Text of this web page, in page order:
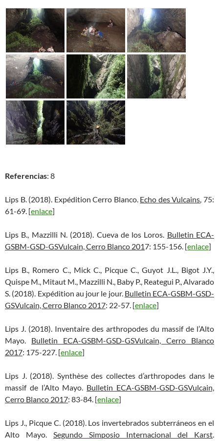
Referencias: 8
Lips B. (2018). Expédition Cerro Blanco. Echo des Vulcains, 75:
61-69. [enlace]
Lips B., Mazzilli N. (2018). Cueva de los Loros. Bulletin ECA-
GSBM-GSD-GSVulcain, Cerro Blanco 2017: 155-156. [enlace]
Lips B., Romero C., Mick C., Picque C., Guyot J.L., Bigot J.Y.,
Quispe M., Mitaut M., Mazzilli N., Baby P., Reategui P., Alvarado
S. (2018). Expédition au jour le jour. Bulletin ECA-GSBM-GSD-
GSVulcain, Cerro Blanco 2017: 22-57. [enlace]
Lips J. (2018). Inventaire des arthropodes du massif de l’Alto
Mayo. Bulletin ECA-GSBM-GSD-GSVulcain, Cerro Blanco
2017: 175-227. [enlace]
Lips J. (2018). Synthèse des collectes d’arthropodes dans le
massif de l’Alto Mayo. Bulletin ECA-GSBM-GSD-GSVulcain,
Cerro Blanco 2017: 83-84. [enlace]
Lips J., Picque C. (2018). Los invertebrados subterráneos en el
Alto Mayo. Segundo Simposio Internacional del Karst.